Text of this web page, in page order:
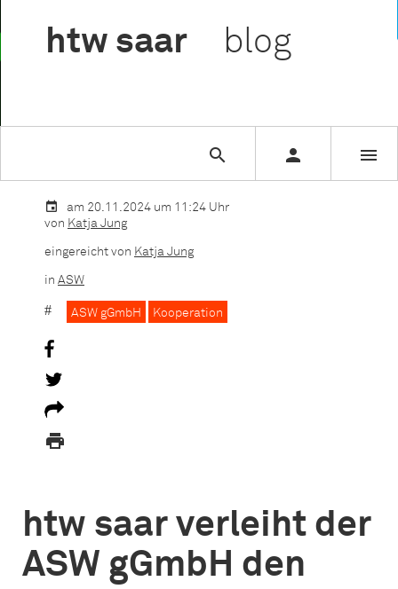
htw saar blog
  
htw saar verleiht der ASW gGmbH den
am 20.11.2024 um 11:24 Uhr
von Katja Jung
eingereicht von Katja Jung
in ASW
ASW gGmbH Kooperation

htw saar verleiht der
ASW gGmbH den